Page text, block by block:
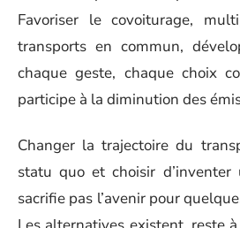
Favoriser le covoiturage,
transports en commun,
chaque geste, chaque choix
participe à la diminution des
Changer la trajectoire du
statu quo et choisir
sacrifie pas l’avenir pour